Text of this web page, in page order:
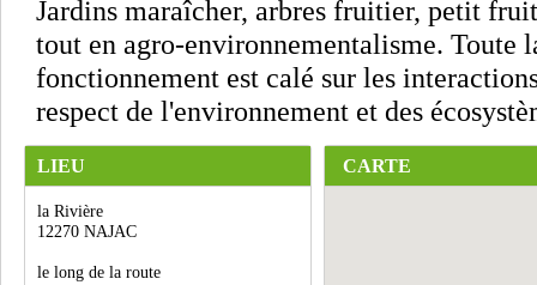
Jardins maraîcher, arbres fruitier, petit
tout en agro-environnementalisme. Toute
fonctionnement est calé sur les
respect de l'environnement et des
LIEU
la Rivière
12270 NAJAC
le long de la route
CARTE